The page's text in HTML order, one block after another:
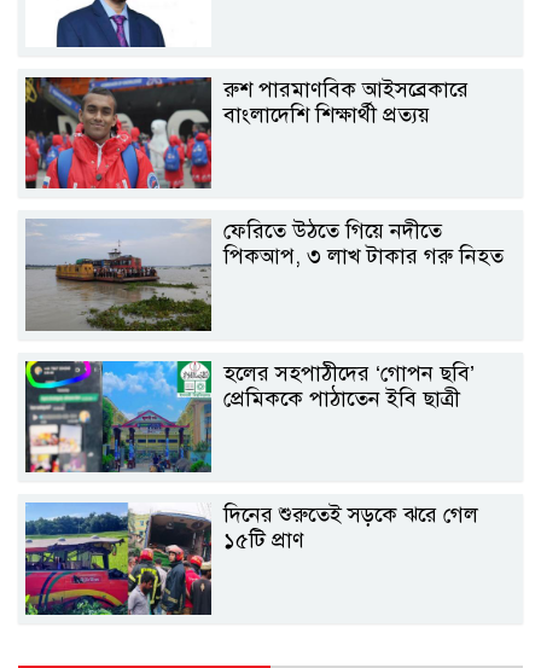
রুশ পারমাণবিক আইসব্রেকারে
বাংলাদেশি শিক্ষার্থী প্রত্যয়
ফেরিতে উঠতে গিয়ে নদীতে
পিকআপ, ৩ লাখ টাকার গরু নিহত
হলের সহপাঠীদের ‘গোপন ছবি’
প্রেমিককে পাঠাতেন ইবি ছাত্রী
দিনের শুরুতেই সড়কে ঝরে গেল
১৫টি প্রাণ